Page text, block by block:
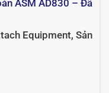
ASM AD830 – Đã
Equipment, Sản